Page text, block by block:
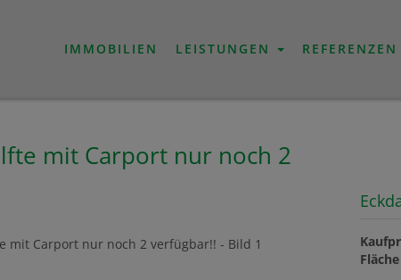
IMMOBILIEN LEISTUNGEN REFERENZEN
mit Carport nur noch 2
Fläche